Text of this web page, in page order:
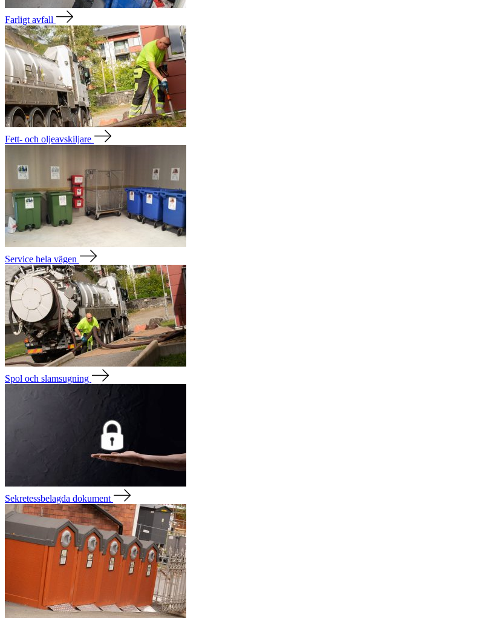
Farligt avfall
Fett- och oljeavskiljare
Service hela vägen
Spol och slamsugning
Sekretessbelagda dokument